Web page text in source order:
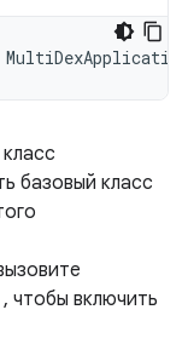
MultiDexApplication
базовый класс
, чтобы включить